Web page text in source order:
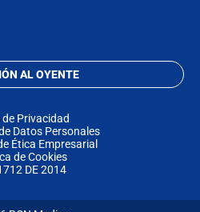
AL OYENTE
de Privacidad
Datos Personales
Ética Empresarial
de Cookies
DE 2014